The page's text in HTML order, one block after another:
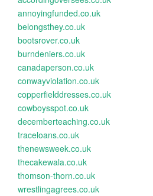
annoyingfunded.co.uk
belongsthey.co.uk
bootsrover.co.uk
burndeniers.co.uk
canadaperson.co.uk
conwayviolation.co.uk
copperfielddresses.co.uk
cowboysspot.co.uk
decemberteaching.co.uk
traceloans.co.uk
thenewsweek.co.uk
thecakewala.co.uk
thomson-thorn.co.uk
wrestlingagrees.co.uk